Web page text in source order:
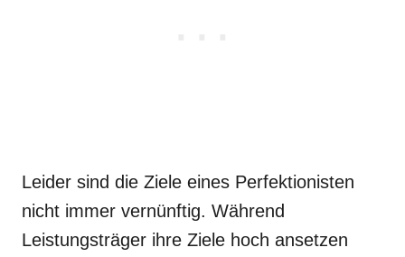
Leider sind die Ziele eines Perfektionisten
nicht immer vernünftig. Während
Leistungsträger ihre Ziele hoch ansetzen